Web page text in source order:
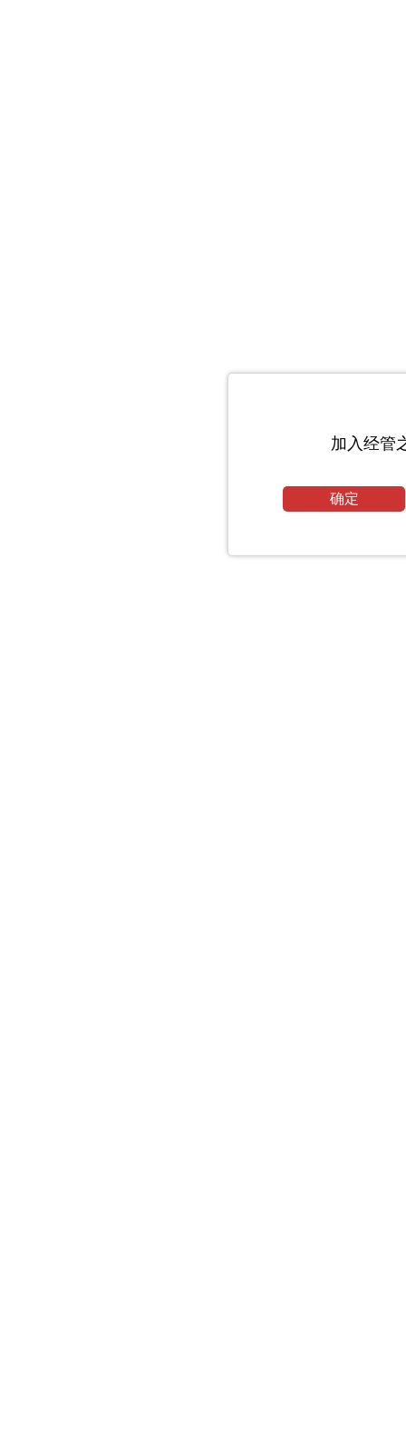
加入经管
确定